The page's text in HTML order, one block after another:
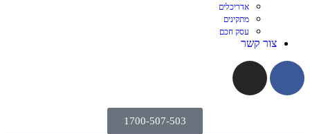
אדריכלים
מתקינים
עסק חכם
צור קשר
1700-507-503